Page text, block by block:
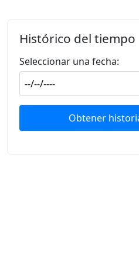
Histórico del tiempo
Seleccionar una fecha:
Obtener